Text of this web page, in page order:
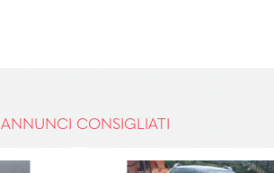
ANNUNCI CONSIGLIATI